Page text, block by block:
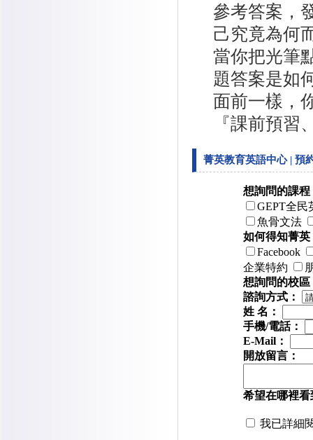
參考答案，
己究竟為何
當你把光筆
題答案是如
面前一樣，
『課前預習
菁英教育英語中心 | 預